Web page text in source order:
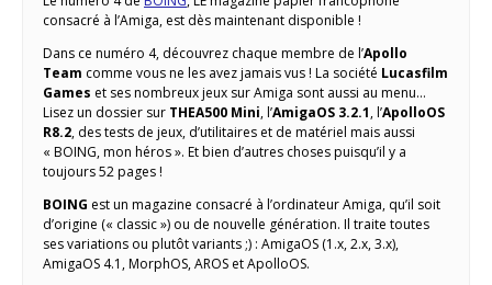
consacré à l’Amiga, est dès maintenant disponible !
Dans ce numéro 4, découvrez chaque membre de l’Apollo
Team comme vous ne les avez jamais vus ! La société Lucasfilm
Games et ses nombreux jeux sur Amiga sont aussi au menu…
Lisez un dossier sur THEA500 Mini, l’AmigaOS 3.2.1, l’ApolloOS
R8.2, des tests de jeux, d’utilitaires et de matériel mais aussi
« BOING, mon héros ». Et bien d’autres choses puisqu’il y a
toujours 52 pages !
BOING est un magazine consacré à l’ordinateur Amiga, qu’il soit
d’origine (« classic ») ou de nouvelle génération. Il traite toutes
ses variations ou plutôt variants ;) : AmigaOS (1.x, 2.x, 3.x),
AmigaOS 4.1, MorphOS, AROS et ApolloOS.